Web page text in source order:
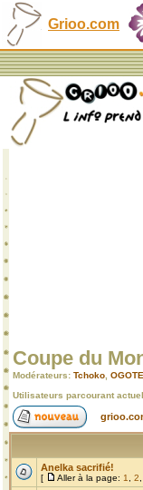
Grioo.com
Coupe du
Modérateurs: Tchoko
Utilisateurs parcourant
Anelka sacrifié!
[ Aller à la page: 1 2